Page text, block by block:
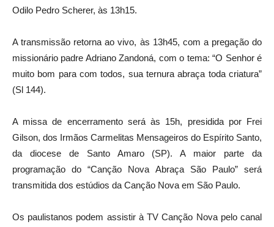
Odilo Pedro Scherer, às 13h15.
A transmissão retorna ao vivo, às 13h45, com a pregação do
missionário padre Adriano Zandoná, com o tema: “O Senhor é
muito bom para com todos, sua ternura abraça toda criatura”
(Sl 144).
A missa de encerramento será às 15h, presidida por Frei
Gilson, dos Irmãos Carmelitas Mensageiros do Espírito Santo,
da diocese de Santo Amaro (SP). A maior parte da
programação do “Canção Nova Abraça São Paulo” será
transmitida dos estúdios da Canção Nova em São Paulo.
Os paulistanos podem assistir à TV Canção Nova pelo canal